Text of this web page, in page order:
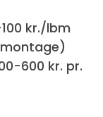
kr./lbm
600 kr. pr.